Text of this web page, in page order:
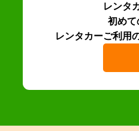
レンタ
初めて
レンタカーご利用